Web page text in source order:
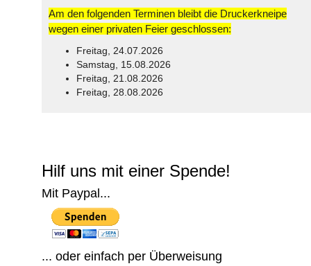
Am den folgenden Terminen bleibt die Druckerkneipe
wegen einer privaten Feier geschlossen:
Freitag, 24.07.2026
Samstag, 15.08.2026
Freitag, 21.08.2026
Freitag, 28.08.2026
Hilf uns mit einer Spende!
Mit Paypal...
... oder einfach per Überweisung